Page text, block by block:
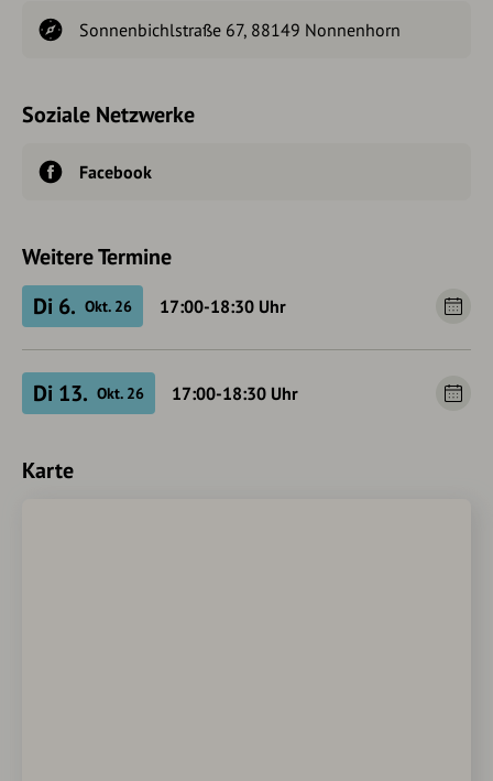
Sonnenbichlstraße 67, 88149 Nonnenhorn
Soziale Netzwerke
Facebook
Weitere Termine
Di 6. Okt. 26 17:00-18:30 Uhr
Di 13. Okt. 26 17:00-18:30 Uhr
Karte